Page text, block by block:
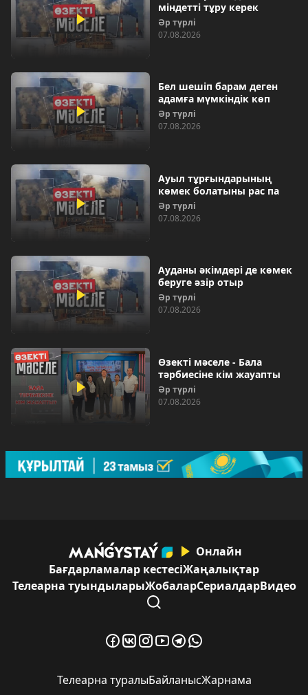
міндетті тұру керек
Әр түрлі
07.08.2026
Бел шешіп барам деген
адамға мүмкіндік көп
Әр түрлі
07.08.2026
Ауыл тұрғындарының
көмек болатыны рас па
Әр түрлі
07.08.2026
Ауданы әкімдері де көмек
беруге әзір отыр
Әр түрлі
07.08.2026
Өзекті мәселе - Бала
тәрбиесіне кім жауапты
Әр түрлі
07.08.2026
Онлайн
Бағдарламалар кестесіЖаңалықтар
Телеарна туындыларыЖобаларСериалдарВидео
Телеарна туралыБайланысЖарнама